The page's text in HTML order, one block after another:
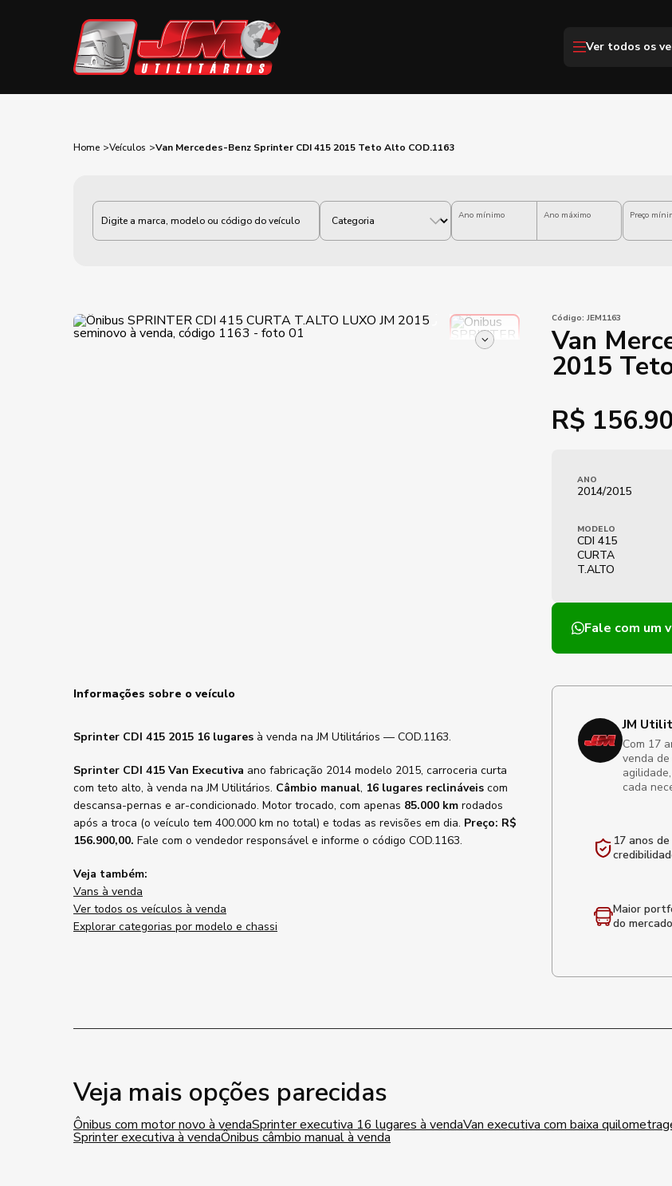
Ver todos os
Home Veículos Van Mercedes-Benz Sprinter CDI 415 2015 Teto Alto COD.1163
Categoria Ano mínimo Ano máximo Preço
Código: JEM1163
Van
2015
R$
ANO
2014/2015
MODELO
CDI 415
CURTA
T.ALTO
Fale com um
Informações sobre o veículo
Sprinter CDI 415 2015 16 lugares à venda na JM Utilitários — COD.1163.
Sprinter CDI 415 Van Executiva ano fabricação 2014 modelo 2015, carroceria curta
com teto alto, à venda na JM Utilitários. Câmbio manual, 16 lugares reclináveis com
descansa-pernas e ar-condicionado. Motor trocado, com apenas 85.000 km rodados
após a troca (o veículo tem 400.000 km no total) e todas as revisões em dia. Preço: R$
156.900,00. Fale com o vendedor responsável e informe o código COD.1163.
Veja também:
Vans à venda
Ver todos os veículos à venda
Explorar categorias por modelo e chassi
JM
Com 17
venda
cada
17 anos de
Maior
do mercado
Veja mais opções parecidas
Ônibus com motor novo à vendaSprinter executiva 16 lugares à vendaVan executiva com baixa
Sprinter executiva à vendaÔnibus câmbio manual à venda